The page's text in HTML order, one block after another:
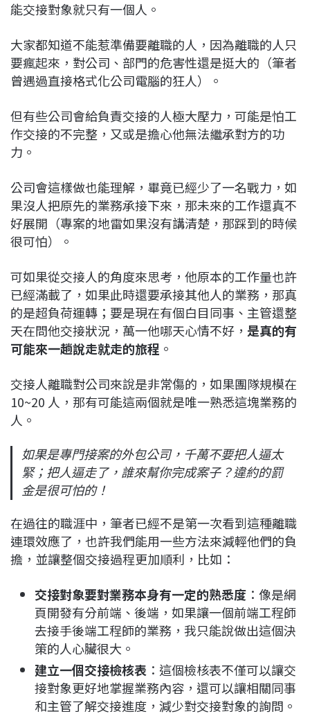
能交接對象就只有一個人。
大家都知道不能惹準備要離職的人，因為離職的人只
要瘋起來，對公司、部門的危害性還是挺大的（筆者
曾遇過直接格式化公司電腦的狂人）。
但有些公司會給負責交接的人極大壓力，可能是怕工
作交接的不完整，又或是擔心他無法繼承對方的功
力。
公司會這樣做也能理解，畢竟已經少了一名戰力，如
果沒人把原先的業務承接下來，那未來的工作還真不
好展開（專案的地雷如果沒有講清楚，那踩到的時候
很可怕）。
可如果從交接人的角度來思考，他原本的工作量也許
已經滿載了，如果此時還要承接其他人的業務，那真
的是超負荷運轉；要是現在有個白目同事、主管還整
天在問他交接狀況，萬一他哪天心情不好， 是真的有
可能來一趟說走就走的旅程 。
交接人離職對公司來說是非常傷的，如果團隊規模在
10~20 人，那有可能這兩個就是唯一熟悉這塊業務的
人。
如果是專門接案的外包公司，千萬不要把人逼太
緊；把人逼走了，誰來幫你完成案子？違約的罰
金是很可怕的！
在過往的職涯中，筆者已經不是第一次看到這種離職
連環效應了，也許我們能用一些方法來減輕他們的負
擔，並讓整個交接過程更加順利，比如：
交接對象要對業務本身有一定的熟悉度 ：像是網
頁開發有分前端、後端，如果讓一個前端工程師
去接手後端工程師的業務，我只能說做出這個決
策的人心臟很大。
建立一個交接檢核表 ：這個檢核表不僅可以讓交
接對象更好地掌握業務內容，還可以讓相關同事
和主管了解交接進度，減少對交接對象的詢問。